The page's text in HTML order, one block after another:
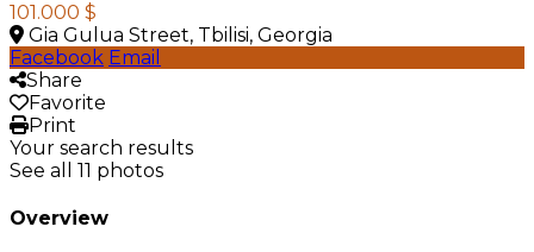
101.000 $
Gia Gulua Street, Tbilisi, Georgia
Facebook Email
Share
Favorite
Print
Your search results
See all 11 photos
Overview